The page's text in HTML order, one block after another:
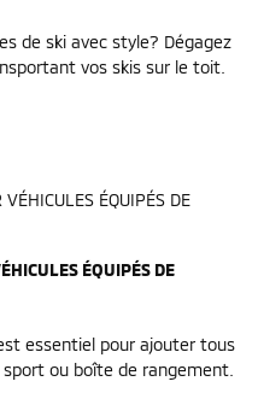
de ski avec style? Dégagez
vos skis sur le toit.
ÉQUIPÉS DE
essentiel pour ajouter tous
ou boîte de rangement.